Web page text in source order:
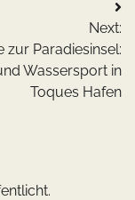
Next:
zur Paradiesinsel:
Wassersport in
Toques Hafen